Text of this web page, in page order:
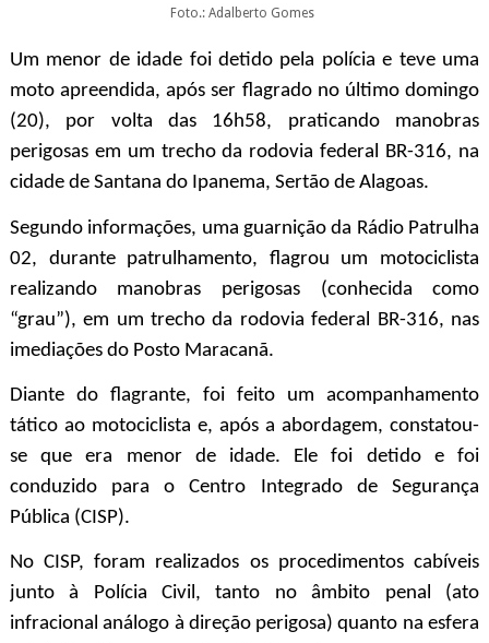
Foto.: Adalberto Gomes
Um menor de idade foi detido pela polícia e teve uma
moto apreendida, após ser flagrado no último domingo
(20), por volta das 16h58, praticando manobras
perigosas em um trecho da rodovia federal BR-316, na
cidade de Santana do Ipanema, Sertão de Alagoas.
Segundo informações, uma guarnição da Rádio Patrulha
02, durante patrulhamento, flagrou um motociclista
realizando manobras perigosas (conhecida como
“grau”), em um trecho da rodovia federal BR-316, nas
imediações do Posto Maracanã.
Diante do flagrante, foi feito um acompanhamento
tático ao motociclista e, após a abordagem, constatou-
se que
era menor de idade. Ele foi detido e
foi
conduzido para o Centro Integrado de Segurança
Pública (CISP).
No CISP, foram realizados os procedimentos cabíveis
junto à Polícia Civil, tanto no âmbito penal (ato
infracional análogo à direção perigosa) quanto na esfera